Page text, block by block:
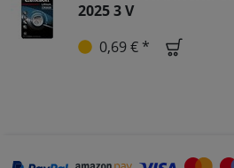
2025 3 V
0,69 € *